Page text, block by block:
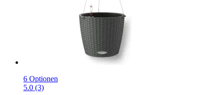
6 Optionen
5.0 (3)